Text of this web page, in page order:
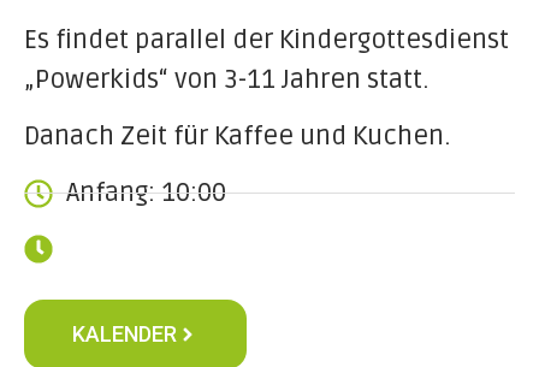
Es findet parallel der Kindergottesdienst
„Powerkids“ von 3-11 Jahren statt.
Danach Zeit für Kaffee und Kuchen.
Anfang: 10:00
KALENDER